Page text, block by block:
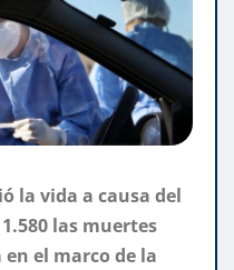
la vida a causa del
las muertes
el marco de la